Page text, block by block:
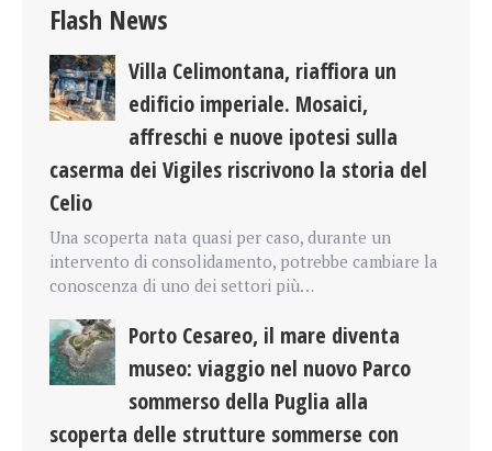
Flash News
Villa Celimontana, riaffiora un
edificio imperiale. Mosaici,
affreschi e nuove ipotesi sulla
caserma dei Vigiles riscrivono la storia del
Celio
Una scoperta nata quasi per caso, durante un
intervento di consolidamento, potrebbe cambiare la
conoscenza di uno dei settori più…
Porto Cesareo, il mare diventa
museo: viaggio nel nuovo Parco
sommerso della Puglia alla
scoperta delle strutture sommerse con